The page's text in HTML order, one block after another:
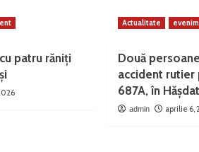
patru răniți
Actualitate
Două
accident rutier
687A, în Hășdat
admin aprilie 6,